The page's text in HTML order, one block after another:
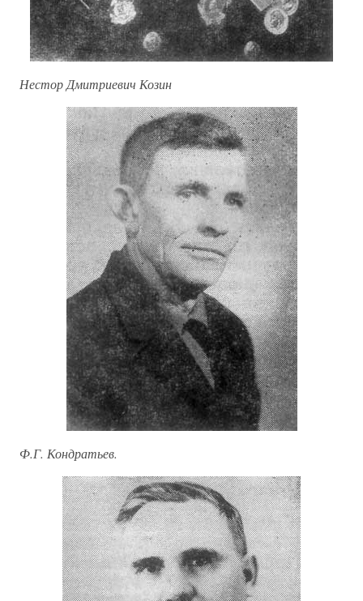
Нестор Дмитриевич Козин
Ф.Г. Кондратьев.